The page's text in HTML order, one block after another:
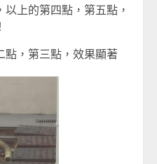
上的第四點，第五點，
點，第三點，效果顯著